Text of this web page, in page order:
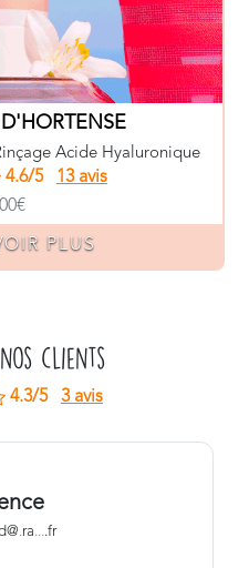
Acide Hyaluronique
4.6/5
13 avis
PLUS
nos clients
4.3/5 3 avis
.ra....fr